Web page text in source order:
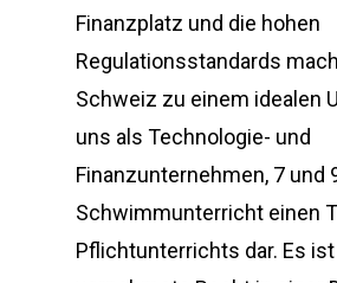
Finanzplatz und die hohen
Regulationsstandards
Schweiz zu einem idealen
uns als Technologie- und
Finanzunternehmen, 7 und
Schwimmunterricht einen
Pflichtunterrichts dar. Es